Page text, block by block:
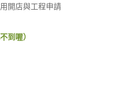
開店與工程申請
到喔）